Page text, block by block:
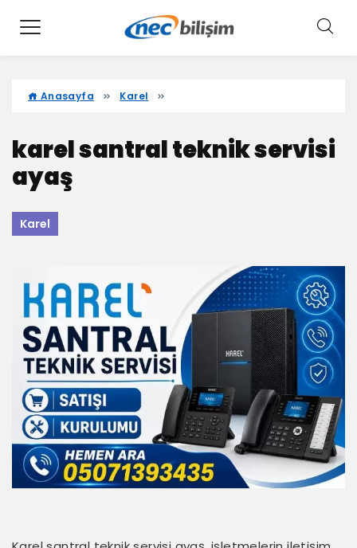
Anasayfa Karel
karel santral teknik servisi
ayaş
Karel